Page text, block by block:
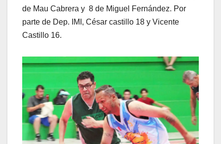
de Mau Cabrera y 8 de Miguel Fernández. Por
parte de Dep. IMI, César castillo 18 y Vicente
Castillo 16.